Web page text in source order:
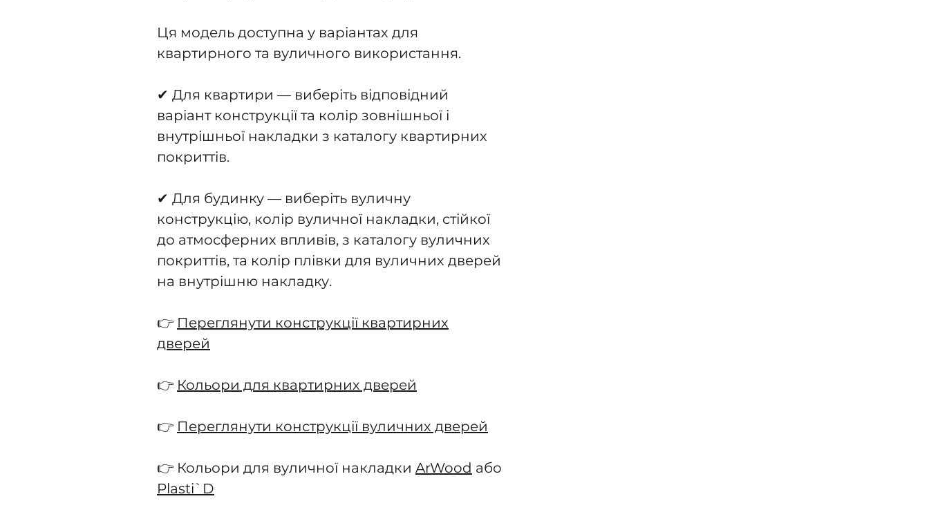
Ця модель доступна у варіантах для
квартирного та вуличного використання.
✔ Для квартири — виберіть відповідний
варіант конструкції та колір зовнішньої і
внутрішньої накладки з каталогу квартирних
покриттів.
✔ Для будинку — виберіть вуличну
конструкцію, колір вуличної накладки, стійкої
до атмосферних впливів, з каталогу вуличних
покриттів, та колір плівки для вуличних дверей
на внутрішню накладку.
👉 Переглянути конструкції квартирних
дверей
👉 Кольори для квартирних дверей
👉 Переглянути конструкції вуличних дверей
👉 Кольори для вуличної накладки ArWood або
Plasti`D